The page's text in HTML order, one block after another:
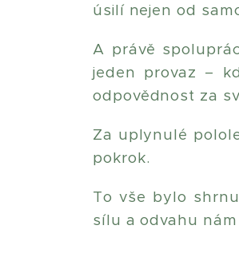
úsilí nejen od
A právě
jeden provaz –
odpovědnost za
Za uplynulé
pokrok.
To vše bylo
sílu a odvahu nám